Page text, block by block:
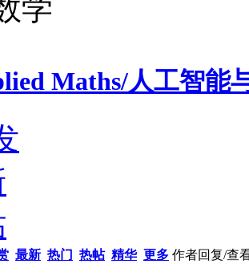
Maths/人工智能
最新 热门 热帖 精华 更多 作者回复/查